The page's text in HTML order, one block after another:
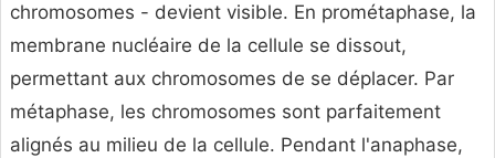
chromosomes - devient visible. En prométaphase, la
membrane nucléaire de la cellule se dissout,
permettant aux chromosomes de se déplacer. Par
métaphase, les chromosomes sont parfaitement
alignés au milieu de la cellule. Pendant l'anaphase,